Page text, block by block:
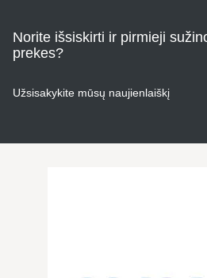
Norite išsiskirti ir pirmieji
prekes?
Užsisakykite mūsų naujienlaiškį